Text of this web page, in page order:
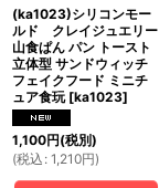
(ka1023)シリコンモー
ルド クレイジュエリー
山食ぱん パン トースト
立体型 サンドウィッチ
フェイクフード ミニチ
ュア食玩 [ka1023]
1,100円(税別)
(税込 : 1,210円)